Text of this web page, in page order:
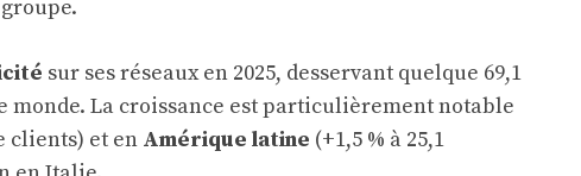
sur ses réseaux en 2025, desservant quelque 69,1
La croissance est particulièrement notable
clients) et en Amérique latine (+1,5 % à 25,1